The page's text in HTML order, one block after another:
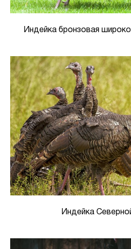
Индейка бронзовая
Индейка